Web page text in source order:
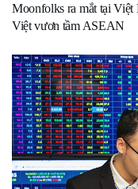
Moonfolks ra mắt tại Việt
Việt vươn tầm ASEAN